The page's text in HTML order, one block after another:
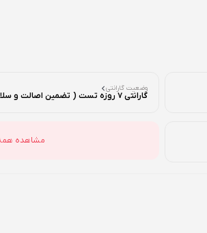
وضعیت گارانتی
گارانتی 7 روزه تست ( تضمین اصالت و سلامت فیزیکی )
مشاهده